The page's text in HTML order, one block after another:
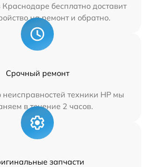
бесплатно доставит
на ремонт и обратно.
Срочный ремонт
техники HP мы
в течение 2 часов.
запчасти